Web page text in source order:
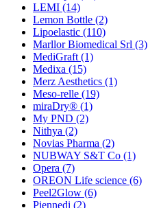
LEMI (14)
Lemon Bottle (2)
Lipoelastic (110)
Marllor Biomedical Srl (3)
MediGraft (1)
Medixa (15)
Merz Aesthetics (1)
Meso-relle (19)
miraDry® (1)
My PND (2)
Nithya (2)
Novias Pharma (2)
NUBWAY S&T Co (1)
Opera (7)
OREON Life science (6)
Peel2Glow (6)
Piennedi (2)